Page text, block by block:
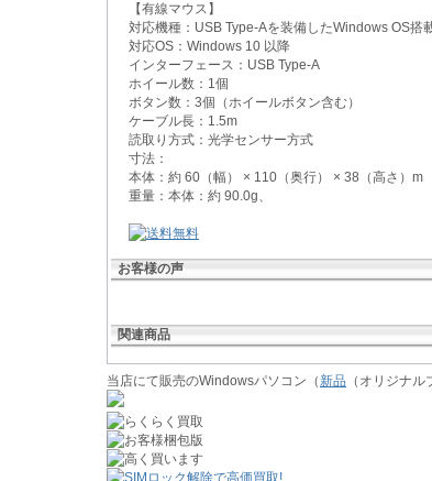
【有線マウス】
対応機種：USB Type-Aを装備したWindows OS搭
対応OS：Windows 10 以降
インターフェース：USB Type-A
ホイール数：1個
ボタン数：3個（ホイールボタン含む）
ケーブル長：1.5m
読取り方式：光学センサー方式
寸法：
本体：約 60（幅） × 110（奥行） × 38（高さ）m
重量：本体：約 90.0g、
お客様の声
関連商品
当店にて販売のWindowsパソコン（ 新品 （オリジナ